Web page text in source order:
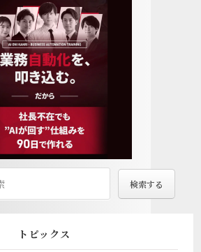
トピックス